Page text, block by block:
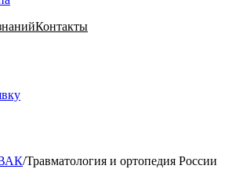
Контакты
/Травматология и ортопедия России